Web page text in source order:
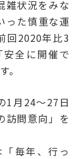
雑状況をみな
った慎重な運
回2020年比3
全に開催で
。
1月24～27日
訪問意向」を
毎年、行っ